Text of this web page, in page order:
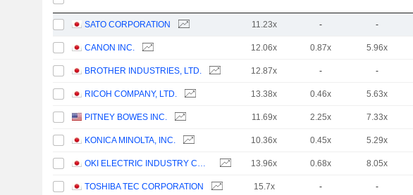
SATO CORPORATION 11.23x - -
CANON INC. 12.06x 0.87x 5.96x
BROTHER INDUSTRIES, LTD. 12.87x - -
RICOH COMPANY, LTD. 13.38x 0.46x 5.63x
PITNEY BOWES INC. 11.69x 2.25x 7.33x
KONICA MINOLTA, INC. 10.36x 0.45x 5.29x
OKI ELECTRIC INDUSTRY CO., LTD. 13.96x 0.68x 8.05x
TOSHIBA TEC CORPORATION 15.7x - -